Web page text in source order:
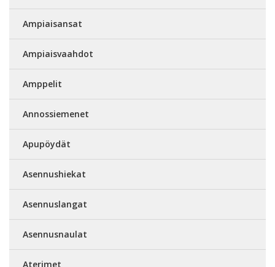
Ampiaisansat
Ampiaisvaahdot
Amppelit
Annossiemenet
Apupöydät
Asennushiekat
Asennuslangat
Asennusnaulat
Aterimet